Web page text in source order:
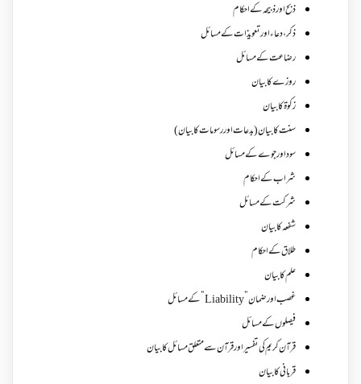
ذبح اور ذبیحہ کے احکام
ذکر،دعاء اور تعویذات کے مسائل
رضاعت کے مسائل
روزے کا بیان
زکوة کابیان
سنت کا بیان (بدعات اور رسومات کا بیان)
سود اور جوے کے مسائل
شراب کے احکام
شرکت کے مسائل
شفعہ کا بیان
طلاق کے احکام
علم کا بیان
غصب اورضمان”Liability” کے مسائل
فیصلوں کے مسائل
قرآن کریم کی تفسیر اور قرآن سے متعلق مسائل کا بیان
قربانی کا بیان